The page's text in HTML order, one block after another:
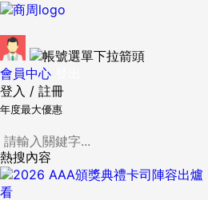
會員中心
登入 / 註冊
年度最大優惠
熱搜內容